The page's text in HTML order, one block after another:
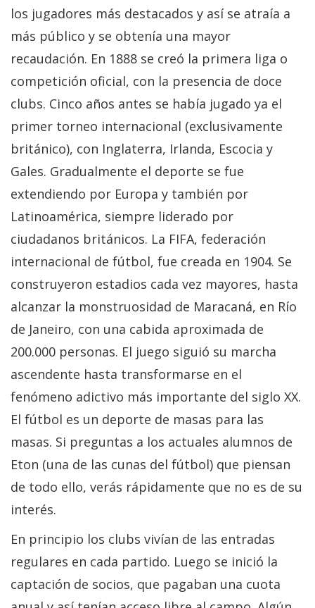
los jugadores más destacados y así se atraía a
más público y se obtenía una mayor
recaudación. En 1888 se creó la primera liga o
competición oficial, con la presencia de doce
clubs. Cinco años antes se había jugado ya el
primer torneo internacional (exclusivamente
británico), con Inglaterra, Irlanda, Escocia y
Gales. Gradualmente el deporte se fue
extendiendo por Europa y también por
Latinoamérica, siempre liderado por
ciudadanos británicos. La FIFA, federación
internacional de fútbol, fue creada en 1904. Se
construyeron estadios cada vez mayores, hasta
alcanzar la monstruosidad de Maracaná, en Río
de Janeiro, con una cabida aproximada de
200.000 personas. El juego siguió su marcha
ascendente hasta transformarse en el
fenómeno adictivo más importante del siglo XX.
El fútbol es un deporte de masas para las
masas. Si preguntas a los actuales alumnos de
Eton (una de las cunas del fútbol) que piensan
de todo ello, verás rápidamente que no es de su
interés.
En principio los clubs vivían de las entradas
regulares en cada partido. Luego se inició la
captación de socios, que pagaban una cuota